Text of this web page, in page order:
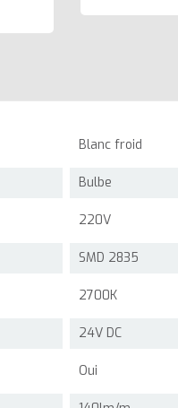
Blanc froid
Bulbe
220V
SMD 2835
2700K
24V DC
Oui